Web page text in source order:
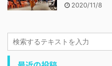
2020/11/8